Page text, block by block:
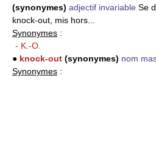
(synonymes) adjectif invariable Se
knock-out, mis hors...
Synonymes :
- K.-O.
● knock-out (synonymes) nom
Synonymes :